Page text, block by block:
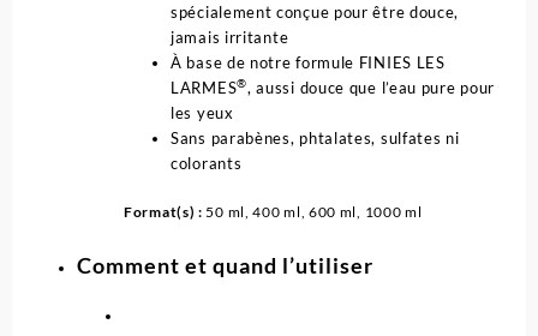
spécialement conçue pour être douce,
jamais irritante
À base de notre formule FINIES LES
LARMES®, aussi douce que l’eau pure pour
les yeux
Sans parabènes, phtalates, sulfates ni
colorants
Format(s) : 50 ml, 400 ml, 600 ml, 1000 ml
Comment et quand l’utiliser